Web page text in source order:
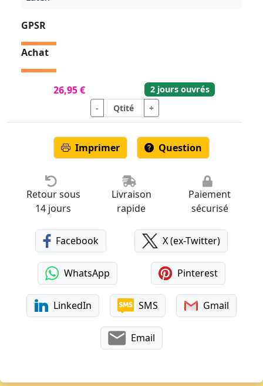
GPSR
Achat
26,95 €
2 jours ouvrés
-
+
Imprimer Question
Retour sous
14 jours
Livraison
rapide
Paiement
sécurisé
Facebook X (ex-Twitter)
WhatsApp Pinterest
LinkedIn SMS Gmail
Email